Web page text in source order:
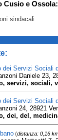
Cusio e Ossola:
sindacali
dei Servizi Sociali
Daniele 23,
servizi, sociali,
dei Servizi Sociali
24, 28921
dei, del,
(distanza: 0,16